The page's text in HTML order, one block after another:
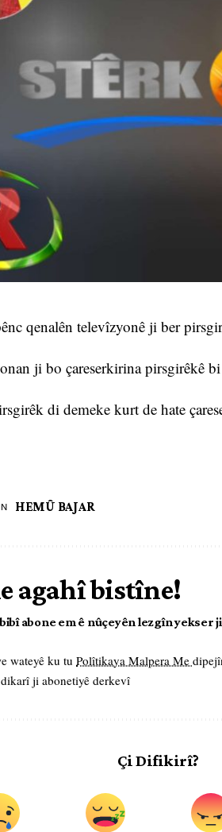
qenalên televîzyonê ji ber
ji bo çareserkirina pirsgirêkê
di demeke kurt de hate
HEMÛ BAJAR
agahî bistîne!
abone em ê nûçeyên lezgîn yekser
wateyê ku tu Polîtikaya Malpera Me
ji abonetiyê derkevî
Çi Difikirî?